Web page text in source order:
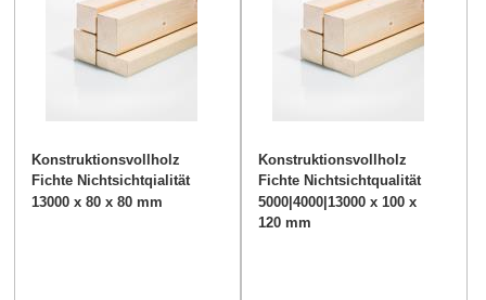
Konstruktionsvollholz
Fichte Nichtsichtqialität
80/80mm
13000 x 80 x 80 mm
Konstruktionsvollholz
Fichte Nichtsichtqualität
100/120mm
5000|4000|13000 x 100 x
120 mm